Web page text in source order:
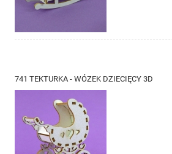
741 TEKTURKA - WÓZEK DZIECIĘCY 3D